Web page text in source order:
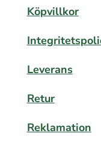
Köpvillkor
Leverans
Retur
Reklamation